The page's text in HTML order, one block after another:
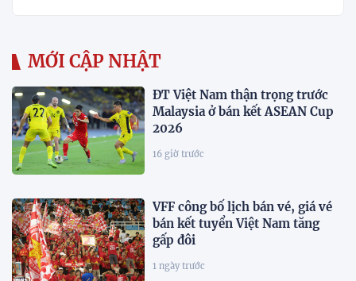
MỚI CẬP NHẬT
ĐT Việt Nam thận trọng trước
Malaysia ở bán kết ASEAN Cup
2026
16 giờ trước
VFF công bố lịch bán vé, giá vé
bán kết tuyển Việt Nam tăng
gấp đôi
1 ngày trước